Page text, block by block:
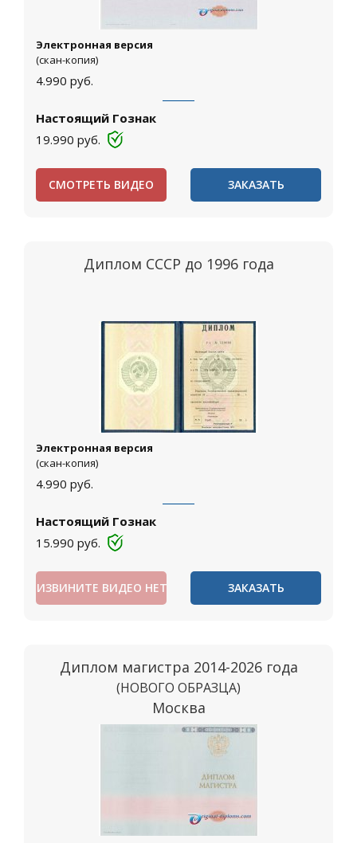
Электронная версия
(скан-копия)
4.990 руб.
Настоящий Гознак
19.990 руб.
СМОТРЕТЬ ВИДЕО ЗАКАЗАТЬ
Диплом СССР до 1996 года
Электронная версия
(скан-копия)
4.990 руб.
Настоящий Гознак
15.990 руб.
ИЗВИНИТЕ ВИДЕО НЕТ ЗАКАЗАТЬ
Диплом магистра 2014-2026 года
(НОВОГО ОБРАЗЦА)
Москва